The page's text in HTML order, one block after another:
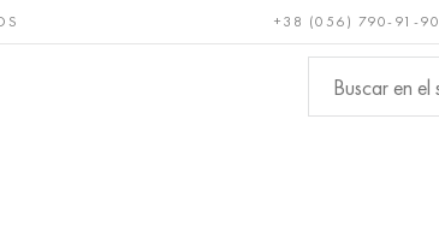
+38 (056) 790-91-90
Bronce, cobre, Metales no
ferrosos